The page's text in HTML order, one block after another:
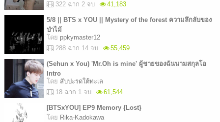
322 ฉาก 2 จบ
41,183
5/8 || BTS x YOU || Mystery of the forest ความลึกลับของ
ป่าไม้
โดย ppkymaster12
288 ฉาก 14 จบ
55,459
(Sehun x You) 'Mr.Oh is mine' ผู้ชายของฉันนามสกุลโอ
Intro
โดย สับปะรดใต้ทะเล
18 ฉาก 1 จบ
61,544
[BTSxYOU] EP9 Memory {Lost}
โดย Rika-Kadokawa